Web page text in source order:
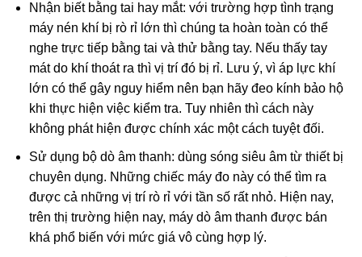
Nhận biết bằng tai hay mắt: với trường hợp tình trạng
máy nén khí bị rò rỉ lớn thì chúng ta hoàn toàn có thể
nghe trực tiếp bằng tai và thử bằng tay. Nếu thấy tay
mát do khí thoát ra thì vị trí đó bị rỉ. Lưu ý, vì áp lực khí
lớn có thể gây nguy hiểm nên bạn hãy đeo kính bảo hộ
khi thực hiện việc kiểm tra. Tuy nhiên thì cách này
không phát hiện được chính xác một cách tuyệt đối.
Sử dụng bộ dò âm thanh: dùng sóng siêu âm từ thiết bị
chuyên dụng. Những chiếc máy đo này có thể tìm ra
được cả những vị trí rò rỉ với tần số rất nhỏ. Hiện nay,
trên thị trường hiện nay, máy dò âm thanh được bán
khá phổ biến với mức giá vô cùng hợp lý.